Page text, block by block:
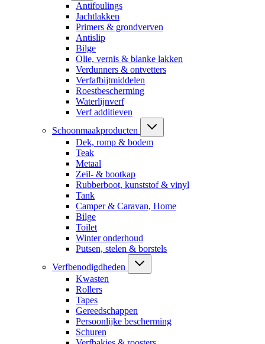
Antifoulings
Jachtlakken
Primers & grondverven
Antislip
Bilge
Olie, vernis & blanke lakken
Verdunners & ontvetters
Verfafbijtmiddelen
Roestbescherming
Waterlijnverf
Verf additieven
Schoonmaakproducten
Dek, romp & bodem
Teak
Metaal
Zeil- & bootkap
Rubberboot, kunststof & vinyl
Tank
Camper & Caravan, Home
Bilge
Toilet
Winter onderhoud
Putsen, stelen & borstels
Verfbenodigdheden
Kwasten
Rollers
Tapes
Gereedschappen
Persoonlijke bescherming
Schuren